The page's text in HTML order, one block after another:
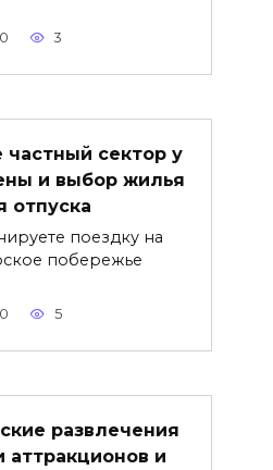
0 3
частный сектор у
и выбор жилья
отпуска
поездку на
побережье
0 5
развлечения
аттракционов и